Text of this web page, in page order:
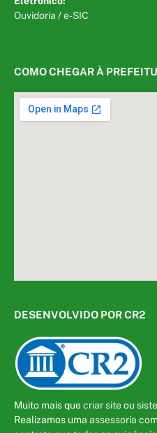
Ouvidoria /e-SIC
COMO CHEGAR À
DESENVOLVIDO POR CR2
Muito mais quecriar siteou
Realizamos uma assessoria